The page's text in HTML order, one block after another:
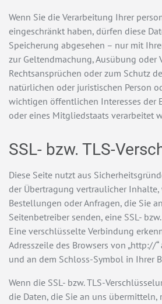
Wenn Sie die Verarbeitung Ihrer
eingeschränkt haben, dürfen diese
Speicherung abgesehen – nur mit
zur Geltendmachung, Ausübung oder
Rechtsansprüchen oder zum Schutz
natürlichen oder juristischen Person
wichtigen öffentlichen Interesses der
oder eines Mitgliedstaats verarbeitet
SSL- bzw. TLS-
Diese Seite nutzt aus
der Übertragung vertraulicher
Bestellungen oder Anfragen, die Sie
Seitenbetreiber senden, eine SSL-
Eine verschlüsselte Verbindung
Adresszeile des Browsers von „http://
und an dem Schloss-Symbol in Ihrer
Wenn die SSL- bzw. TLS-
die Daten, die Sie an uns übermitteln,